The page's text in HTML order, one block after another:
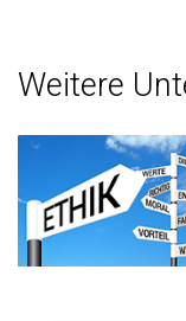
Weitere